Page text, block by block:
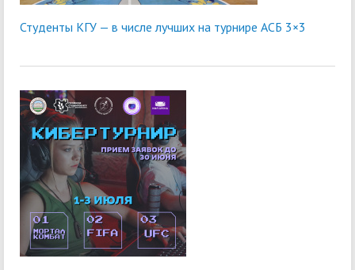
Студенты КГУ — в числе лучших на турнире АСБ 3×3